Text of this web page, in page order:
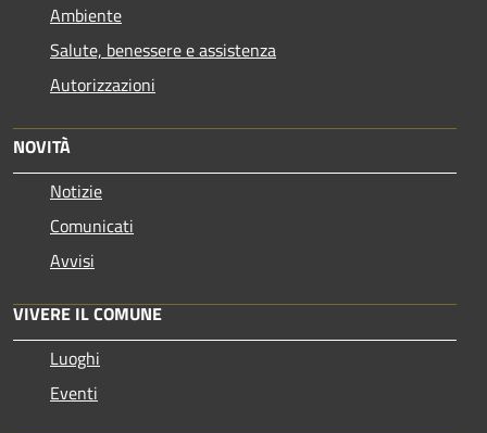
Ambiente
Salute, benessere e assistenza
Autorizzazioni
NOVITÀ
Notizie
Comunicati
Avvisi
VIVERE IL COMUNE
Luoghi
Eventi